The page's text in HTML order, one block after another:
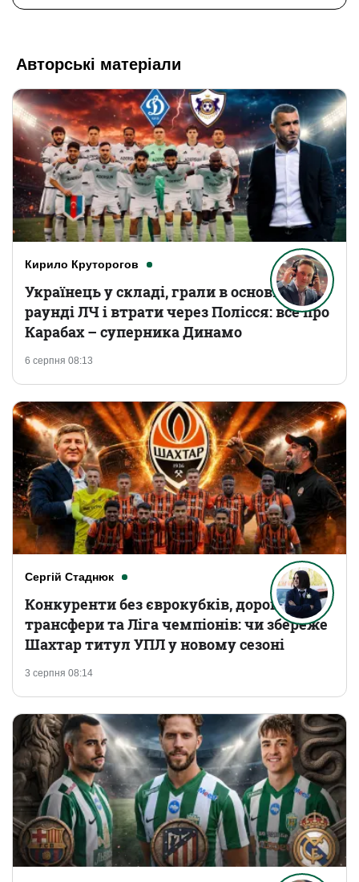
Авторські матеріали
Кирило Круторогов
6 серпня 08:13
Українець у складі, грали в основному
раунді ЛЧ і втрати через Полісся: все про
Карабах – суперника Динамо
Сергій Стаднюк
3 серпня 08:14
Конкуренти без єврокубків, дорогі
трансфери та Ліга чемпіонів: чи збереже
Шахтар титул УПЛ у новому сезоні